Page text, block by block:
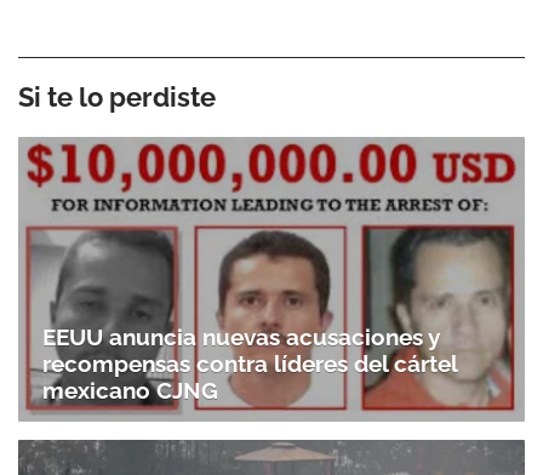
Si te lo perdiste
EEUU anuncia nuevas acusaciones y
recompensas contra líderes del cártel
mexicano CJNG